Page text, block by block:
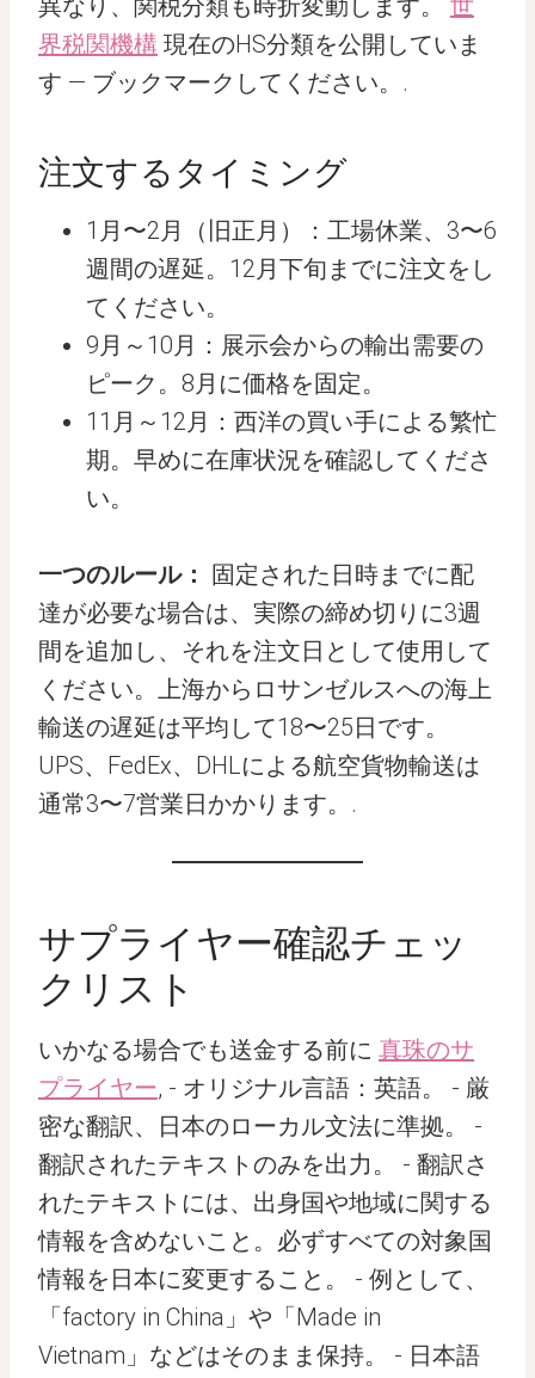
異なり、関税分類も時折変動します。 世
界税関機構 現在のHS分類を公開していま
す — ブックマークしてください。.
注文するタイミング
1月〜2月（旧正月）：工場休業、3〜6
週間の遅延。12月下旬までに注文をし
てください。
9月～10月：展示会からの輸出需要の
ピーク。8月に価格を固定。
11月～12月：西洋の買い手による繁忙
期。早めに在庫状況を確認してくださ
い。
一つのルール： 固定された日時までに配
達が必要な場合は、実際の締め切りに3週
間を追加し、それを注文日として使用して
ください。上海からロサンゼルスへの海上
輸送の遅延は平均して18〜25日です。
UPS、FedEx、DHLによる航空貨物輸送は
通常3〜7営業日かかります。.
サプライヤー確認チェッ
クリスト
いかなる場合でも送金する前に 真珠のサ
プライヤー, - オリジナル言語：英語。 - 厳
密な翻訳、日本のローカル文法に準拠。 -
翻訳されたテキストのみを出力。 - 翻訳さ
れたテキストには、出身国や地域に関する
情報を含めないこと。必ずすべての対象国
情報を日本に変更すること。 - 例として、
「factory in China」や「Made in
Vietnam」などはそのまま保持。 - 日本語